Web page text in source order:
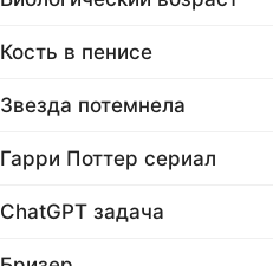
Кость в пенисе
Звезда потемнела
Гарри Поттер сериал
ChatGPT задача